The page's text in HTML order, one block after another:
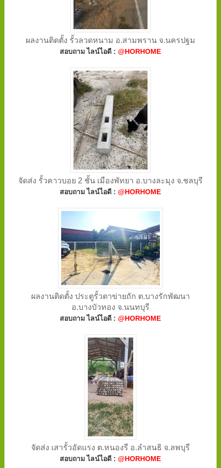
ผลงานติดตั้ง รั้วลวดหนาม อ.สามพราน จ.นครปฐม
สอบถาม ไลน์ไอดี :@HORHOME
จัดส่ง รั้วคาวบอย 2 ชั้น เมืองพัทยา อ.บางละมุง จ.ชลบุรี
สอบถาม ไลน์ไอดี :@HORHOME
ผลงานติดตั้ง ประตูรั้วตาข่ายถัก ต.บางรักพัฒนา
อ.บางบัวทอง จ.นนทบุรี
สอบถาม ไลน์ไอดี :@HORHOME
จัดส่ง เสารั้วอัดแรง ต.หนองรี อ.ลำสนธิ จ.ลพบุรี
สอบถาม ไลน์ไอดี :@HORHOME